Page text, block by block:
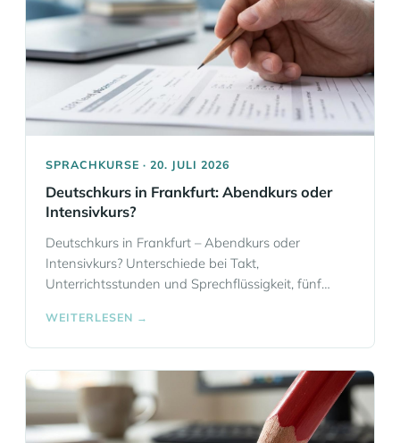
SPRACHKURSE · 20. JULI 2026
Deutschkurs in Frankfurt: Abendkurs oder
Intensivkurs?
Deutschkurs in Frankfurt – Abendkurs oder
Intensivkurs? Unterschiede bei Takt,
Unterrichtsstunden und Sprechflüssigkeit, fünf
BAMF-Integrationskurs vs. freier Kurs und die Rolle
von telc, GER und Einstufungstest.
WEITERLESEN →